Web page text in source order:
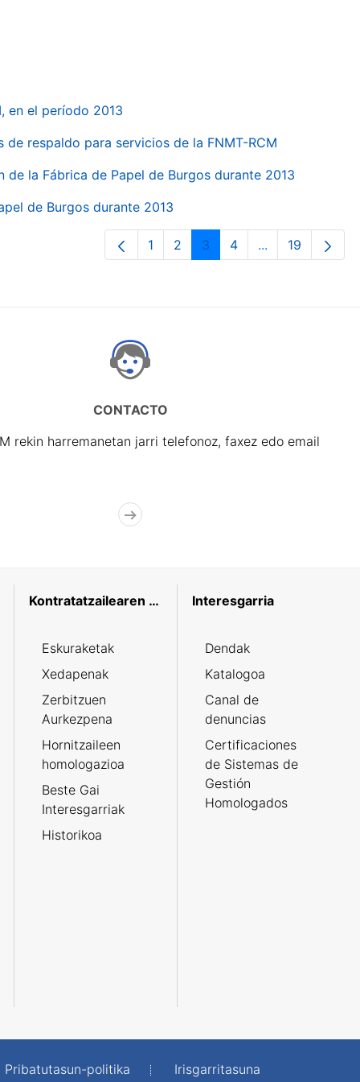
en el período 2013
respaldo para servicios de la FNMT-RCM
la Fábrica de Papel de Burgos durante 2013
de Burgos durante 2013
Orrialdea
1 Orrialdea
2 Orrialdea
3 Orrialdea
4 ...Intermediate
Orrialdea
19
CONTACTO
rekin harremanetan jarri telefonoz, faxez edo email
Kontratatzailearen profila
Eskuraketak
Xedapenak
Zerbitzuen
Aurkezpena
Hornitzaileen
homologazioa
Beste Gai
Interesgarriak
Historikoa
Interesgarria
Dendak
Katalogoa
Canal de
denuncias
Certificaciones
de Sistemas de
Gestión
Homologados
Pribatutasun-politika Irisgarritasuna